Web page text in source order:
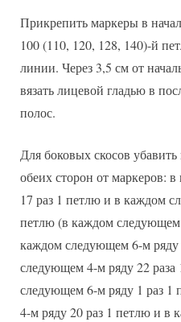
Прикрепить маркеры в
100 (110, 120, 128, 140)-й
линии. Через 3,5 см от
вязать лицевой гладью в
полос.
Для боковых скосов
обеих сторон от маркеров:
17 раз 1 петлю и в каждом
петлю (в каждом
каждом следующем 6-м
следующем 4-м ряду 22
следующем 6-м ряду 1 раз
4-м ряду 20 раз 1 петлю и в